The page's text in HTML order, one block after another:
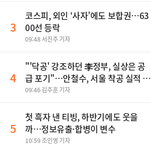
3
코스피, 외인 ‘사자’에도 보합권…63
00선 등락
09:48 서진주 기자
4
"'닥공' 강조하던 李정부, 실상은 공
급 포기"…안철수, 서울 착공 실적 미
달 비판
09:46 김주훈 기자
5
첫 흑자 낸 티빙, 하반기에도 웃을
까…정보유출·합병이 변수
10:59 조인영 기자